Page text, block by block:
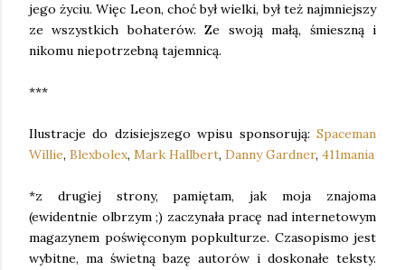
jego życiu. Więc Leon, choć był wielki, był też najmniejszy
ze wszystkich bohaterów. Ze swoją małą, śmieszną i
nikomu niepotrzebną tajemnicą.
***
Ilustracje do dzisiejszego wpisu sponsorują: Spaceman
Willie, Blexbolex, Mark Hallbert, Danny Gardner, 411mania
*z drugiej strony, pamiętam, jak moja znajoma
(ewidentnie olbrzym ;) zaczynała pracę nad internetowym
magazynem poświęconym popkulturze. Czasopismo jest
wybitne, ma świetną bazę autorów i doskonałe teksty.